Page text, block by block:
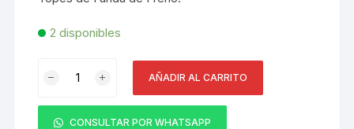
2 disponibles
Funda
AÑADIR AL CARRITO
CONSULTAR POR WHATSAPP